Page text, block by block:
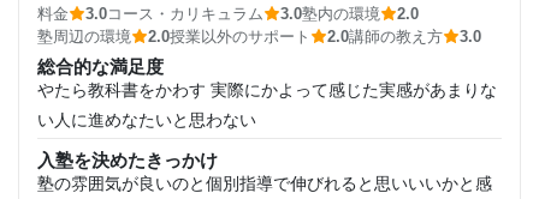
月額料金
40,001円〜50,000円
目的の達成度
未達成
塾内の環境
机の広さとか１人１人のスペースは確保されていた。静かで
集中しやすい環境だったため。
塾周辺の環境
駅前でまぁまぁ明るい環境だったが駐車場が狭く感じた 近く
にコンビニとかあると便利だった
授業以外のサポート
料金 3.0コース・カリキュラム 3.0塾内の環境
2.0
塾周辺の環境
2.0授業以外のサポート 2.0講師の教え方 3.0
総合的な満足度
やたら教科書をかわす 実際にかよって感じた実感があまりな
い人に進めなたいと思わない
入塾を決めたきっかけ
塾の雰囲気が良いのと個別指導で伸びれると思いいいかと感